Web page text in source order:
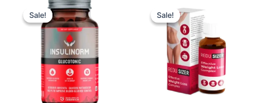
Sale!
Sale! Sale!
Sale!